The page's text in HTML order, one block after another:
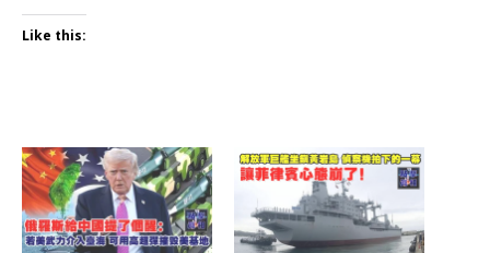
Like this: